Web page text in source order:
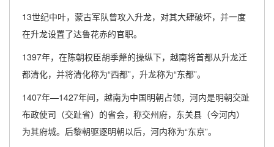
13世纪中叶，蒙古军队曾攻入升龙，对其大肆破坏，并一度
在升龙设置了达鲁花赤的官职。
1397年，在陈朝权臣胡季犛的操纵下，越南将首都从升龙迁
都清化，并将清化称为“西都”，升龙称为“东都”。
1407年—1427年间，越南为中国明朝占领，河内是明朝交趾
布政使司（交趾省）的省会，称交州府，东关县（今河内）
为其府城。后黎朝驱逐明朝以后，河内称为“东京”。